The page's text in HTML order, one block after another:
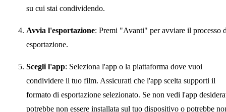
su cui stai condividendo.
Avvia l'esportazione: Premi "Avanti" per avviare il processo
esportazione.
Scegli l'app: Seleziona l'app o la piattaforma dove vuoi
condividere il tuo film. Assicurati che l'app scelta supporti il
formato di esportazione selezionato. Se non vedi l'app
potrebbe non essere installata sul tuo dispositivo o potrebbe